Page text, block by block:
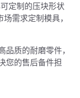
定制的压块形状
需求定制模具，
质的耐磨零件，
您的售后备件担